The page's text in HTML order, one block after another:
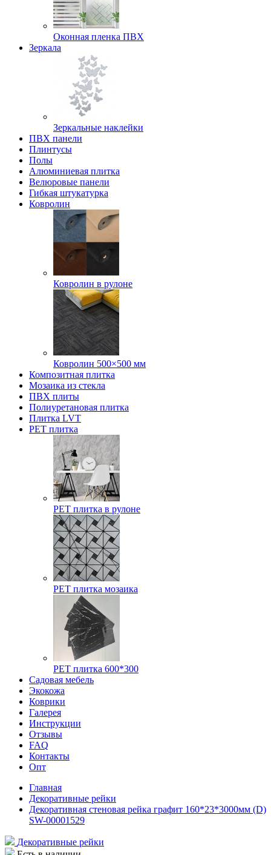
Оконная пленка ПВХ
Зеркала
Зеркальные наклейки
ПВХ панели
Плинтусы
Полы
Алюминиевая плитка
Велюровые панели
Гибкая штукатурка
Ковролин
Ковролин в рулоне
Ковролин 500×500 мм
Композитная плитка
Мозаика из стекла
ПВХ плиты
Полиуретановая плитка
Плитка LVT
РЕТ плитка
РЕТ плитка в рулоне
РЕТ плитка мозаика
РЕТ плитка 600*300
Садовая мебель
Экокожа
Коврики
Галерея
Инструкции
Отзывы
FAQ
Контакты
Опт
Главная
Декоративные рейки
Декоративная стеновая рейка графит 160*23*3000мм (D)
SW-00001529
Декоративные рейки